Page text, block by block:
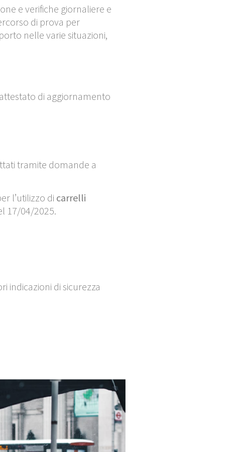
e verifiche giornaliere e
di prova per
nelle varie situazioni,
di aggiornamento
tramite domande a
l’utilizzo di carrelli
17/04/2025.
indicazioni di sicurezza